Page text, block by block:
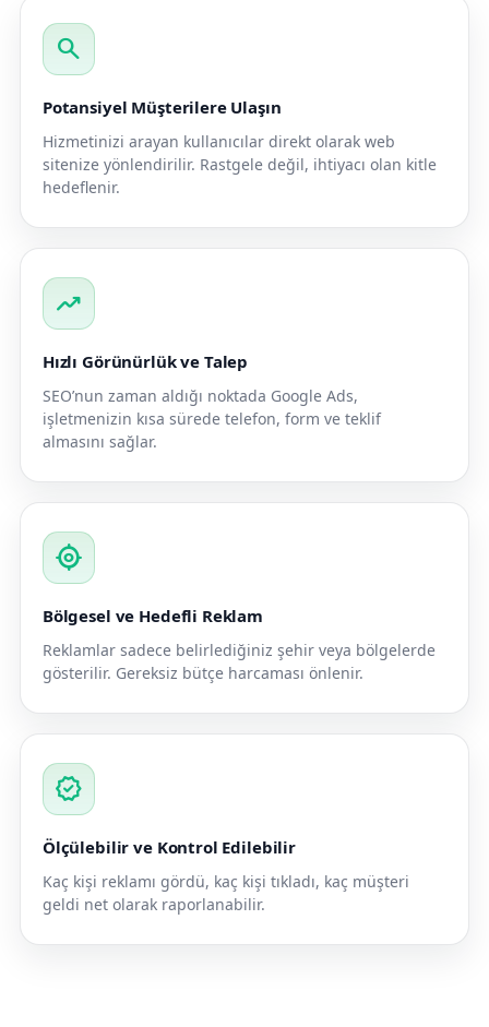
search
Potansiyel Müşterilere Ulaşın
Hizmetinizi arayan kullanıcılar direkt olarak web
sitenize yönlendirilir. Rastgele değil, ihtiyacı olan kitle
hedeflenir.
trending_up
Hızlı Görünürlük ve Talep
SEO’nun zaman aldığı noktada Google Ads,
işletmenizin kısa sürede telefon, form ve teklif
almasını sağlar.
my_location
Bölgesel ve Hedefli Reklam
Reklamlar sadece belirlediğiniz şehir veya bölgelerde
gösterilir. Gereksiz bütçe harcaması önlenir.
verified
Ölçülebilir ve Kontrol Edilebilir
Kaç kişi reklamı gördü, kaç kişi tıkladı, kaç müşteri
geldi net olarak raporlanabilir.